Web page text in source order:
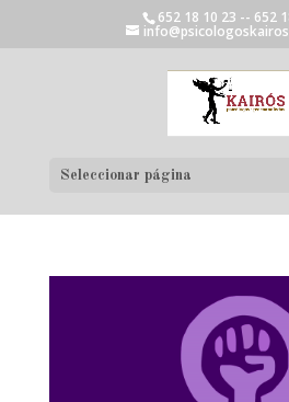
652 18 10 23 -- 652
Seleccionar página